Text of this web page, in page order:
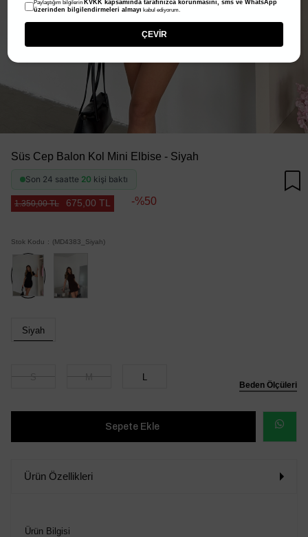
Süs Cep Balon Kol Mini Elbise - Siyah
Son 24 saatte 20 kişi baktı
1.350,00 TL 675,00 TL 50
Stok Kodu (MD4383_Siyah)
Beden Ölçüleri
Siyah
SİPARİŞ
Ürün Özellikleri
Ürün Bilgisi
Paylaştığım bilgilerin KVKK kapsamında tarafınızca korunmasını, sms ve WhatsApp
üzerinden bilgilendirmeleri almayı kabul ediyorum.
ÇEVİR